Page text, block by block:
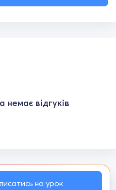
немає відгуків
на урок